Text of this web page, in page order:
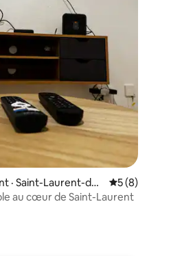
5, 31 commentaires
· Saint-Laurent-du-
Note moyenne
5 (8)
au cœur de Saint-Laurent